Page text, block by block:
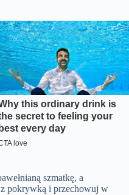
szmatkę, a
z pokrywką i przechowuj w